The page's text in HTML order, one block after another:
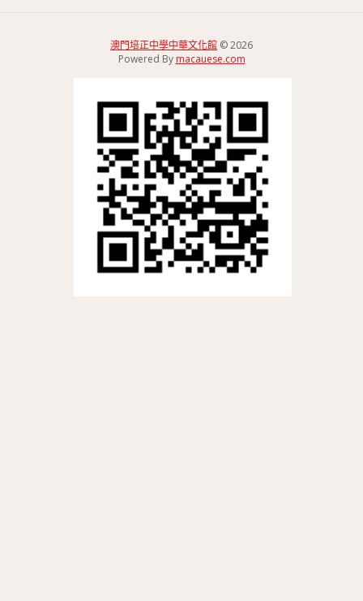
澳門培正中學中華文化館 © 2026
Powered By macauese.com